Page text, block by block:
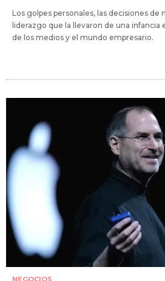
Los golpes personales, las decisiones de
liderazgo que la llevaron de una infancia
de los medios y el mundo empresario.